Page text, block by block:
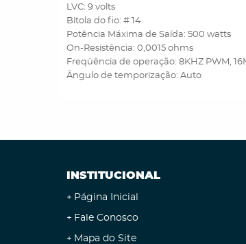
LVC: 9 volts
Bitola do fio: # 14
Potência Máxima de Saída: 500 watts
On-Resistência: 0,0015 ohms
Freqüência de operação: 8KHZ PWM,
Ângulo de temporização: Auto
INSTITUCIONAL
Página Inicial
Fale Conosco
Mapa do Site